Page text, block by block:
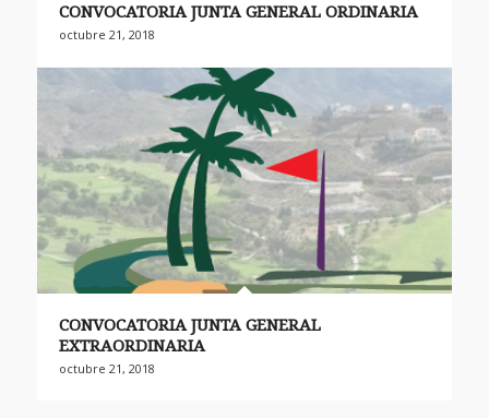
CONVOCATORIA JUNTA GENERAL ORDINARIA
octubre 21, 2018
CONVOCATORIA JUNTA GENERAL
EXTRAORDINARIA
octubre 21, 2018